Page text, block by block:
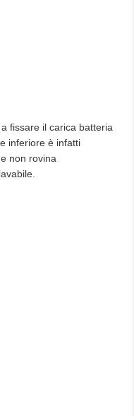
fissare il carica batteria
inferiore è infatti
non rovina